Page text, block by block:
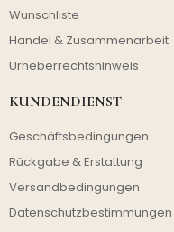
Wunschliste
Handel & Zusammenarbeit
Urheberrechtshinweis
KUNDENDIENST
Geschäftsbedingungen
Rückgabe & Erstattung
Versandbedingungen
Datenschutzbestimmungen